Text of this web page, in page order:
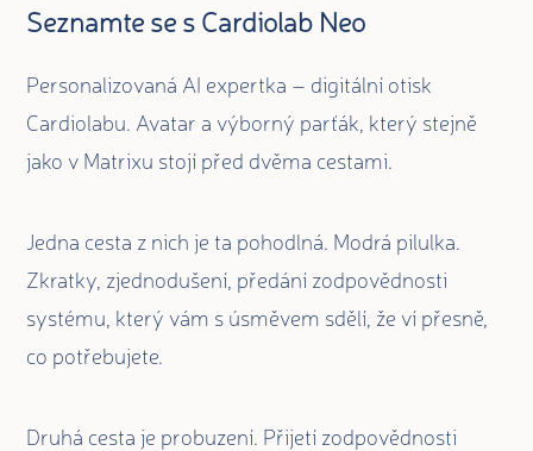
Seznamte se s Cardiolab Neo
Personalizovaná AI expertka – digitální otisk
Cardiolabu. Avatar a výborný parťák, který stejně
jako v Matrixu stojí před dvěma cestami.
Jedna cesta z nich je ta pohodlná. Modrá pilulka.
Zkratky, zjednodušení, předání zodpovědnosti
systému, který vám s úsměvem sdělí, že ví přesně,
co potřebujete.
Druhá cesta je probuzení. Přijetí zodpovědnosti